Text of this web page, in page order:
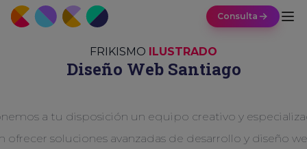
Consulta
FRIKISMO ILUSTRADO
Diseño WebSantiago
a tu disposición un equipo creativo y
ofrecer soluciones avanzadas de desarrollo y diseño